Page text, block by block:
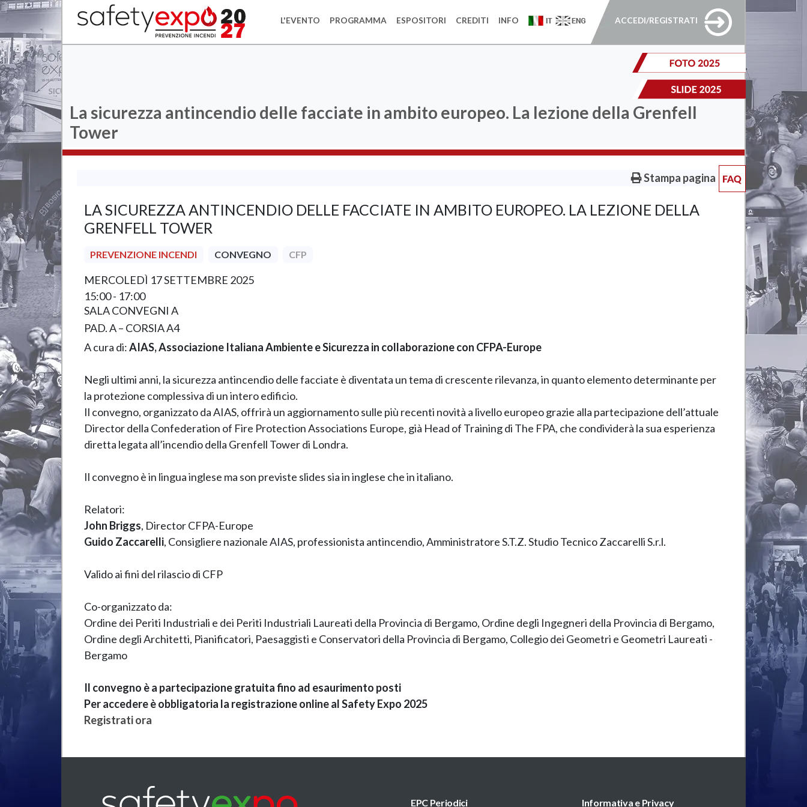
L'EVENTO PROGRAMMA ESPOSITORI CREDITI INFO ACCEDI/REGISTRATI
La sicurezza antincendio delle facciate in ambito europeo. La lezione della Grenfell
Tower
Stampa pagina
LA SICUREZZA ANTINCENDIO DELLE FACCIATE IN AMBITO EUROPEO. LA LEZIONE DELLA
GRENFELL TOWER
PREVENZIONE INCENDI CONVEGNO CFP
MERCOLEDÌ 17 SETTEMBRE 2025
15:00 - 17:00
SALA CONVEGNI A
PAD. A – CORSIA A4
A cura di:AIAS, Associazione Italiana Ambiente e Sicurezza in collaborazione con CFPA-Europe
Negli ultimi anni, la sicurezza antincendio delle facciate è diventata un tema di crescente rilevanza, in quanto elemento determinante per
la protezione complessiva di un intero edificio.
Il convegno, organizzato da AIAS, offrirà un aggiornamento sulle più recenti novità a livello europeo grazie alla partecipazione dell’attuale
Director della Confederation of Fire Protection Associations Europe, già Head of Training di The FPA, che condividerà la sua esperienza
diretta legata all’incendio della Grenfell Tower di Londra.
Il convegno è in lingua inglese ma son previste slides sia in inglese che in italiano.
Relatori:
John Briggs, Director CFPA-Europe
Guido Zaccarelli, Consigliere nazionale AIAS, professionista antincendio, Amministratore S.T.Z. Studio Tecnico Zaccarelli S.r.l.
Valido ai fini del rilascio di CFP
Co-organizzato da:
Ordine dei Periti Industriali e dei Periti Industriali Laureati della Provincia di Bergamo, Ordine degli Ingegneri della Provincia di Bergamo,
Ordine degli Architetti, Pianificatori, Paesaggisti e Conservatori della Provincia di Bergamo, Collegio dei Geometri e Geometri Laureati -
Bergamo
Il convegno è a partecipazione gratuita fino ad esaurimento posti
Per accedere è obbligatoria la registrazione online al Safety Expo 2025
Registrati ora
EPC Periodici Informativa e Privacy